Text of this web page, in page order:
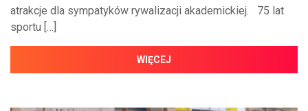
atrakcje dla sympatyków rywalizacji akademickiej. 75 lat
sportu […]
WIĘCEJ